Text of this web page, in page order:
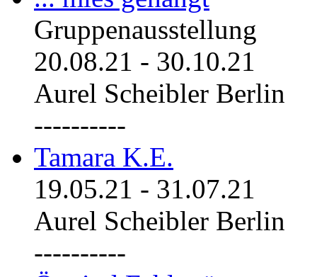
Gruppenausstellung
20.08.21 - 30.10.21
Aurel Scheibler Berlin
----------
Tamara K.E.
19.05.21 - 31.07.21
Aurel Scheibler Berlin
----------